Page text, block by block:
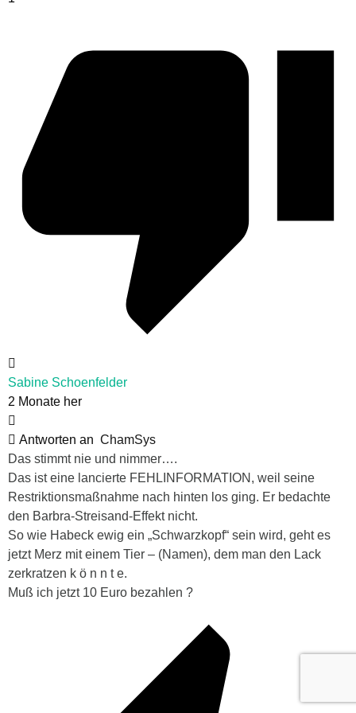
Sabine Schoenfelder
2 Monate her
Antworten an ChamSys
Das stimmt nie und nimmer….
Das ist eine lancierte FEHLINFORMATION, weil seine
Restriktionsmaßnahme nach hinten los ging. Er bedachte
den Barbra-Streisand-Effekt nicht.
So wie Habeck ewig ein „Schwarzkopf“ sein wird, geht es
jetzt Merz mit einem Tier – (Namen), dem man den Lack
zerkratzen k ö n n t e.
Muß ich jetzt 10 Euro bezahlen ?